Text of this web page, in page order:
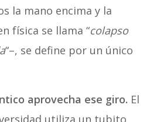
la mano encima y la
física se llama “colapso
“–, se define por un único
aprovecha ese giro. El
utiliza un tubito